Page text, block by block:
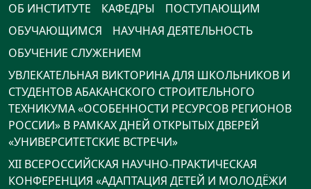
ОБ ИНСТИТУТЕ
КАФЕДРЫ
ПОСТУПАЮЩИМ
ОБУЧАЮЩИМСЯ
НАУЧНАЯ ДЕЯТЕЛЬНОСТЬ
ОБУЧЕНИЕ СЛУЖЕНИЕМ
УВЛЕКАТЕЛЬНАЯ ВИКТОРИНА ДЛЯ ШКОЛЬНИКОВ И
СТУДЕНТОВ АБАКАНСКОГО СТРОИТЕЛЬНОГО
ТЕХНИКУМА «ОСОБЕННОСТИ РЕСУРСОВ РЕГИОНОВ
РОССИИ» В РАМКАХ ДНЕЙ ОТКРЫТЫХ ДВЕРЕЙ
«УНИВЕРСИТЕТСКИЕ ВСТРЕЧИ»
XII ВСЕРОССИЙСКАЯ НАУЧНО-ПРАКТИЧЕСКАЯ
КОНФЕРЕНЦИЯ «АДАПТАЦИЯ ДЕТЕЙ И МОЛОДЁЖИ